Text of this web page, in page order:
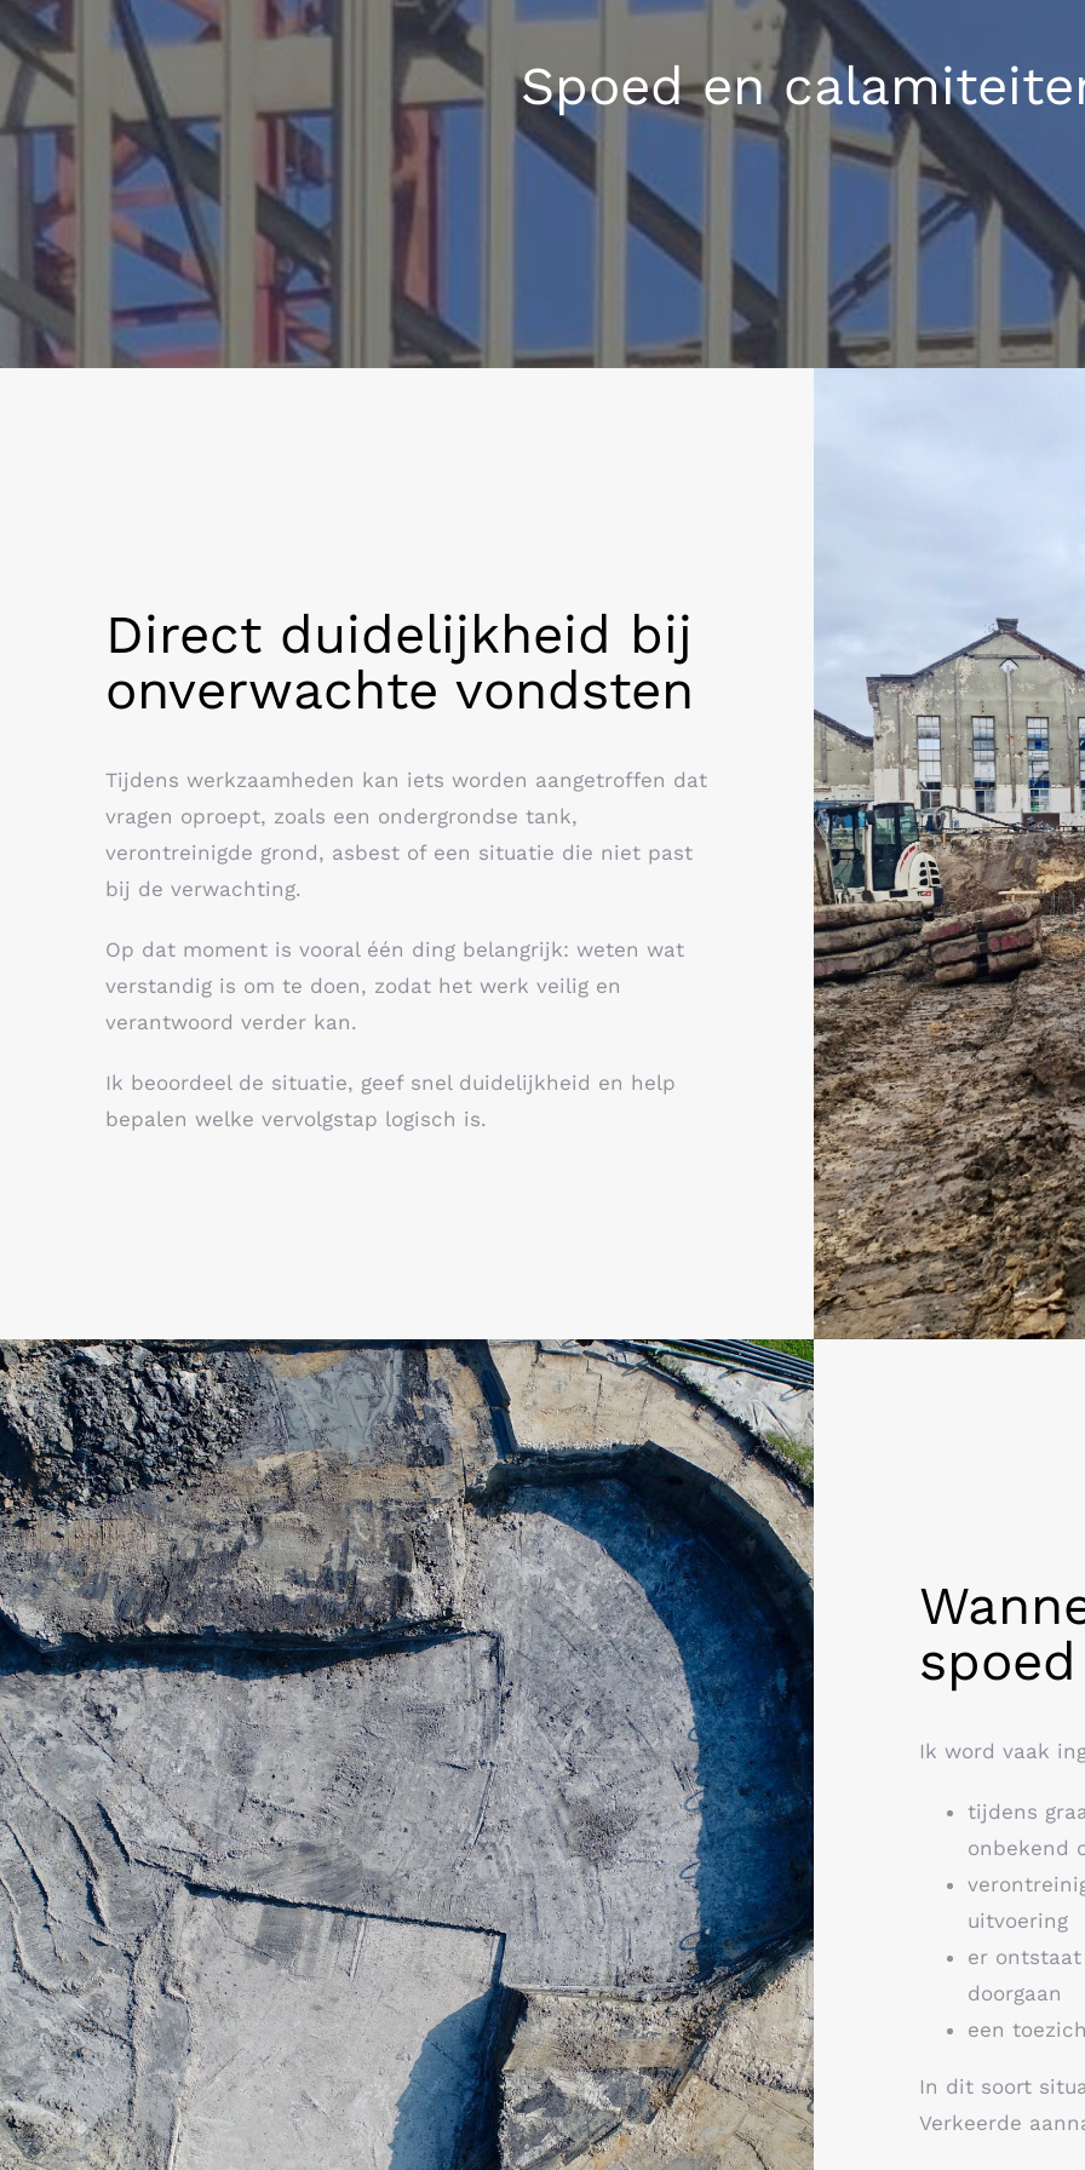
Spoed en
Direct duidelijkheid bij
onverwachte vondsten
Tijdens werkzaamheden kan iets worden aangetroffen dat
vragen oproept, zoals een ondergrondse tank,
verontreinigde grond, asbest of een situatie die niet past
bij de verwachting.
Op dat moment is vooral één ding belangrijk: weten wat
verstandig is om te doen, zodat het werk veilig en
verantwoord verder kan.
Ik beoordeel de situatie, geef snel duidelijkheid en help
bepalen welke vervolgstap logisch is.
spoed
Ik word vaak
tijdens
onbekend
uitvoering
er
doorgaan
een
In dit soort
Verkeerde